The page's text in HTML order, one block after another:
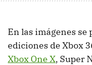
En las imágenes
ediciones de Xbox
Xbox One X, Super